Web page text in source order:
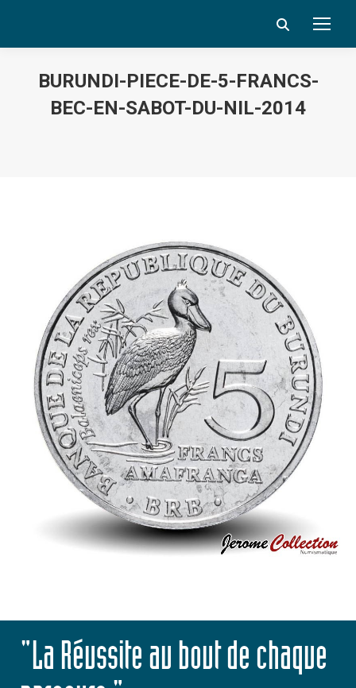
Search:
BURUNDI-PIECE-DE-5-FRANCS-
BEC-EN-SABOT-DU-NIL-2014
"La Réussite au bout de chaque